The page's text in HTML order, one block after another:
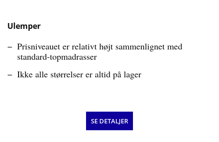
Ulemper
Prisniveauet er relativt højt sammenlignet med
standard-topmadrasser
Ikke alle størrelser er altid på lager
SE DETALJER